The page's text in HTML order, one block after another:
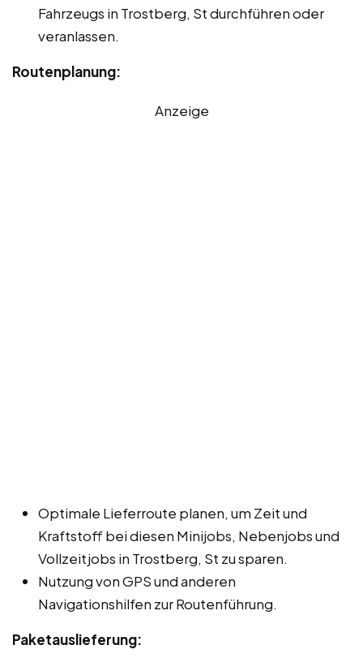
Fahrzeugs in Trostberg, St durchführen oder
veranlassen.
Routenplanung:
Anzeige
Optimale Lieferroute planen, um Zeit und
Kraftstoff bei diesen Minijobs, Nebenjobs und
Vollzeitjobs in Trostberg, St zu sparen.
Nutzung von GPS und anderen
Navigationshilfen zur Routenführung.
Paketauslieferung: